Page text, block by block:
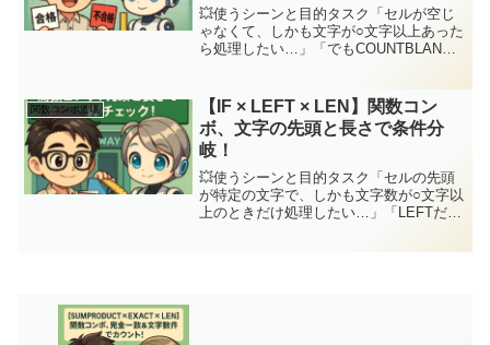
💥使うシーンと目的タスク「セルが空じ
ゃなくて、しかも文字が○文字以上あった
ら処理したい…」「でもCOUNTBLANK
するのが【IF × COUNTA × LEN】の合...
関数コンボ道場
【IF × LEFT × LEN】関数コン
ボ、文字の先頭と長さで条件分
岐！
💥使うシーンと目的タスク「セルの先頭
が特定の文字で、しかも文字数が○文字以
上のときだけ処理したい…」「LEFTだけ